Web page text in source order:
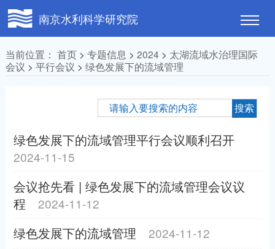
南京水利科学研究院
当前位置： 首页> 专题信息 > 2024 > 太湖流域水治理国际
会议 > 平行会议 > 绿色发展下的流域管理
绿色发展下的流域管理平行会议顺利召开
2024-11-15
会议抢先看 | 绿色发展下的流域管理会议议
程
2024-11-12
绿色发展下的流域管理 2024-11-12